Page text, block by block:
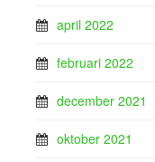
april 2022
februari 2022
december 2021
oktober 2021